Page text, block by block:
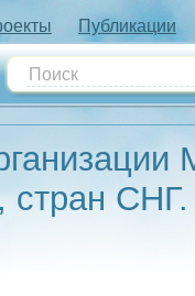
Публикации
стран